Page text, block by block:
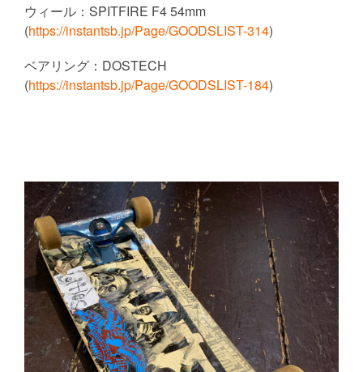
ウィール： SPITFIRE F4 54mm
(https://instantsb.jp/Page/GOODSLIST-314)
ベアリング： DOSTECH
(https://instantsb.jp/Page/GOODSLIST-184)